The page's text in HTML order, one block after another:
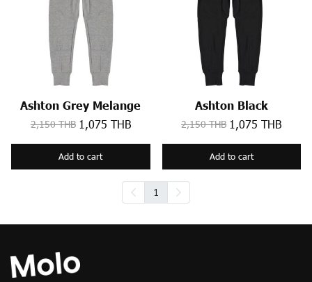
Ashton Grey Melange
2,150 THB 1,075 THB
Add to cart
Ashton Black
2,150 THB 1,075 THB
Add to cart
1